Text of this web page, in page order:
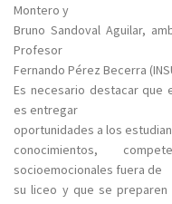
Montero y
Bruno Sandoval Aguilar,
Profesor
Fernando Pérez Becerra
Es necesario destacar
es entregar
oportunidades a los
conocimientos,
socioemocionales fuera de
su liceo y que se